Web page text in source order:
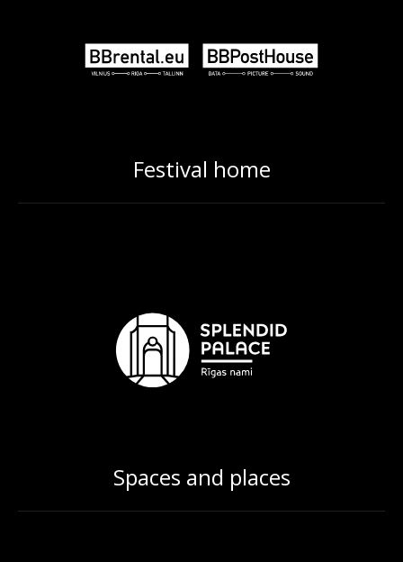
Festival home
Spaces and places